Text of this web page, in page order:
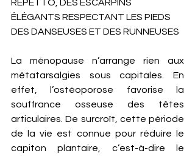
REPETTO, DES ESCARPINS
ÉLÉGANTS RESPECTANT LES PIEDS
DES DANSEUSES ET DES RUNNEUSES
La ménopause n’arrange rien aux
métatarsalgies sous capitales. En
effet, l’ostéoporose favorise la
souffrance osseuse des têtes
articulaires. De surcroît, cette période
de la vie est connue pour réduire le
capiton plantaire, c’est-à-dire le